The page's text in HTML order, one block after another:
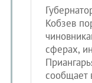
Кобзев
сферах,
сообщает